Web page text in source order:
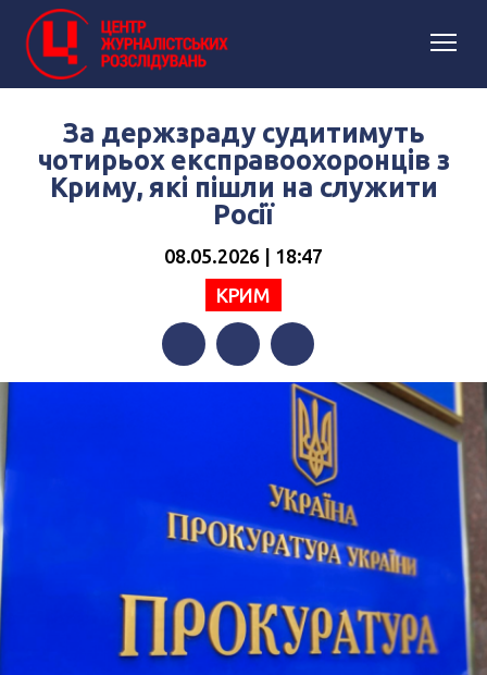
За держзраду судитимуть
чотирьох експравоохоронців з
Криму, які пішли на служити
Росії
08.05.2026 | 18:47
КРИМ
FacebookTwitterTelegram